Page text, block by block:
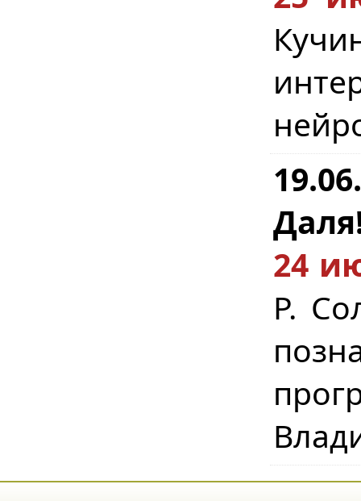
24
Р.